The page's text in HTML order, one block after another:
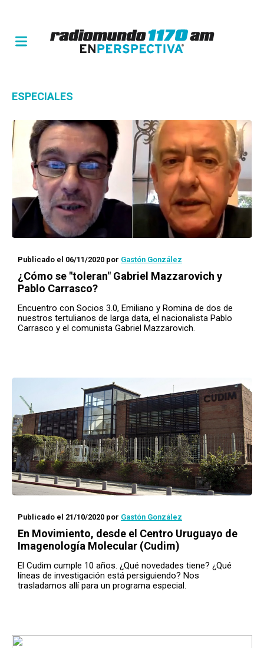
ESPECIALES
Publicado el 06/11/2020 por Gastón González
¿Cómo se "toleran" Gabriel Mazzarovich y
Pablo Carrasco?
Encuentro con Socios 3.0, Emiliano y Romina de dos de
nuestros tertulianos de larga data, el nacionalista Pablo
Carrasco y el comunista Gabriel Mazzarovich.
Publicado el 21/10/2020 por Gastón González
En Movimiento, desde el Centro Uruguayo de
Imagenología Molecular (Cudim)
El Cudim cumple 10 años. ¿Qué novedades tiene? ¿Qué
líneas de investigación está persiguiendo? Nos
trasladamos allí para un programa especial.